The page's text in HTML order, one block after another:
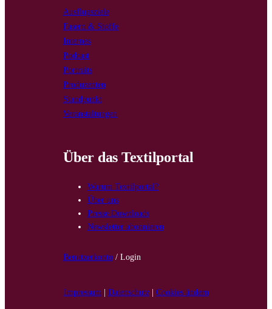
Ausflugsziele
Fasern & Stoffe
Internes
Podcast
Portraits
Produzenten
Standpunkt
Veranstaltungen
Über das Textilportal
Warum Textilportal?
Über uns
Presse Downloads
Newsletter abonnieren
Benutzerkonto / Login
Impressum| Datenschutz| Cookies ändern